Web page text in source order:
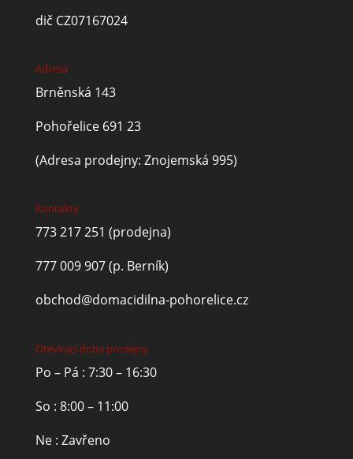
dič CZ07167024
Adresa
Brněnská 143
Pohořelice 691 23
(Adresa prodejny: Znojemská 995)
Kontakty
773 217 251 (prodejna)
777 009 907(p. Berník)
obchod@domacidilna-pohorelice.cz
Otevírací doba prodejny
Po – Pá : 7:30 – 16:30
So : 8:00 – 11:00
Ne : Zavřeno